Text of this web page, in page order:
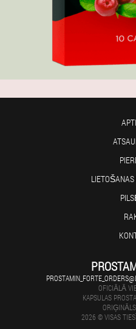
OFICIĀLĀ
KAPSULAS
2026 © VISAS